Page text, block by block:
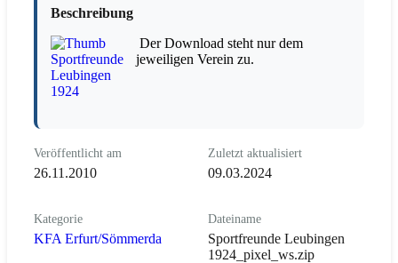
Beschreibung
Der Download steht nur dem
jeweiligen Verein zu.
Veröffentlicht am
26.11.2010
Zuletzt aktualisiert
09.03.2024
Kategorie
KFA Erfurt/Sömmerda
Dateiname
Sportfreunde Leubingen
1924_pixel_ws.zip